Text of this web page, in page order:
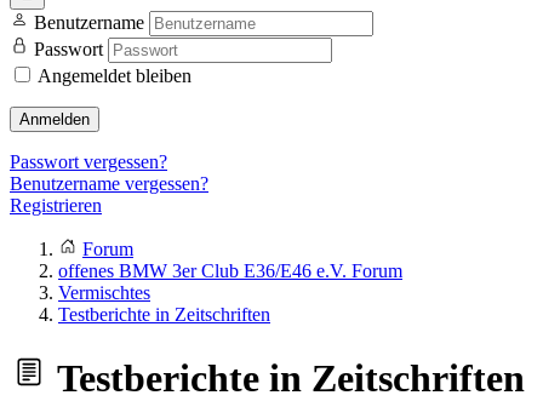
Benutzername
Passwort
Angemeldet bleiben
Anmelden
Passwort vergessen?
Benutzername vergessen?
Registrieren
Forum
offenes BMW 3er Club E36/E46 e.V. Forum
Vermischtes
Testberichte in Zeitschriften
Testberichte in Zeitschriften